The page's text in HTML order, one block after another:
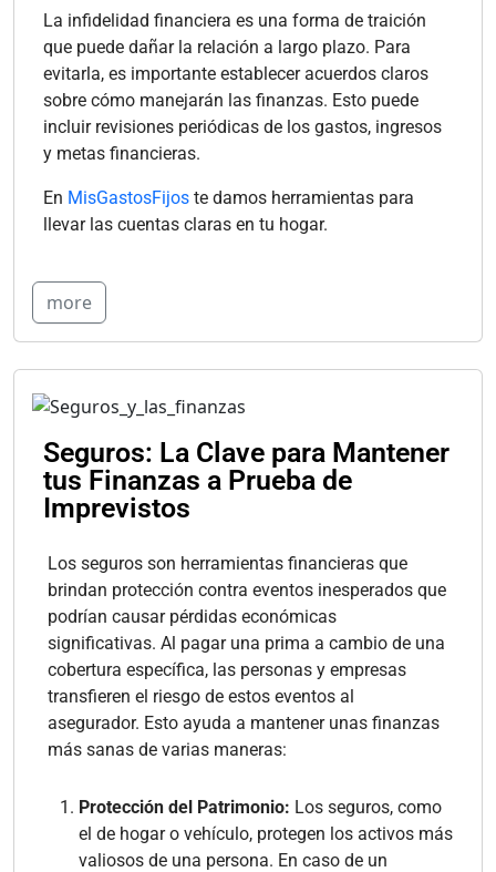
La infidelidad financiera es una forma de traición
que puede dañar la relación a largo plazo. Para
evitarla, es importante establecer acuerdos claros
sobre cómo manejarán las finanzas. Esto puede
incluir revisiones periódicas de los gastos, ingresos
y metas financieras.
En MisGastosFijos te damos herramientas para
llevar las cuentas claras en tu hogar.
more
Seguros: La Clave para Mantener
tus Finanzas a Prueba de
Imprevistos
Los seguros son herramientas financieras que
brindan protección contra eventos inesperados que
podrían causar pérdidas económicas
significativas. Al pagar una prima a cambio de una
cobertura específica, las personas y empresas
transfieren el riesgo de estos eventos al
asegurador. Esto ayuda a mantener unas finanzas
más sanas de varias maneras:
Protección del Patrimonio: Los seguros, como
el de hogar o vehículo, protegen los activos más
valiosos de una persona. En caso de un